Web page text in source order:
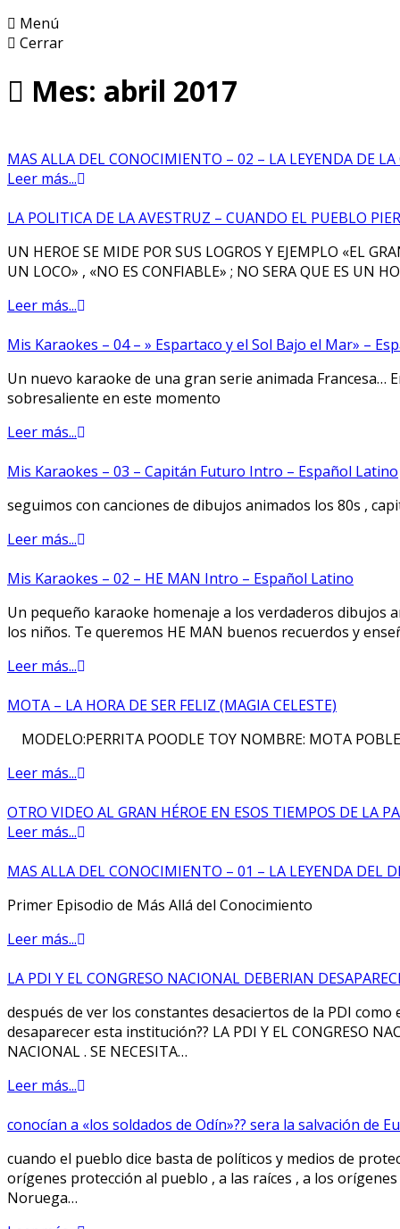
Menú
Cerrar
Mes: abril 2017
MAS ALLA DEL CONOCIMIENTO – 02 – LA LEYENDA DE LA
Leer más...
LA POLITICA DE LA AVESTRUZ – CUANDO EL PUEBLO
UN HEROE SE MIDE POR SUS LOGROS Y EJEMPLO «EL
UN LOCO» , «NO ES CONFIABLE» ; NO SERA QUE ES UN
Leer más...
Mis Karaokes – 04 – » Espartaco y el Sol Bajo el Mar» –
Un nuevo karaoke de una gran serie animada Francesa…
sobresaliente en este momento
Leer más...
Mis Karaokes – 03 – Capitán Futuro Intro – Español Latino
seguimos con canciones de dibujos animados los 80s ,
Leer más...
Mis Karaokes – 02 – HE MAN Intro – Español Latino
Un pequeño karaoke homenaje a los verdaderos dibujos
los niños. Te queremos HE MAN buenos recuerdos y
Leer más...
MOTA – LA HORA DE SER FELIZ (MAGIA CELESTE)
MODELO:PERRITA POODLE TOY NOMBRE: MOTA
Leer más...
OTRO VIDEO AL GRAN HÉROE EN ESOS TIEMPOS DE LA
Leer más...
MAS ALLA DEL CONOCIMIENTO – 01 – LA LEYENDA DEL
Primer Episodio de Más Allá del Conocimiento
Leer más...
LA PDI Y EL CONGRESO NACIONAL DEBERIAN
después de ver los constantes desaciertos de la PDI
desaparecer esta institución?? LA PDI Y EL CONGRESO
NACIONAL . SE NECESITA…
Leer más...
conocían a «los soldados de Odín»?? sera la salvación de
cuando el pueblo dice basta de políticos y medios de
orígenes protección al pueblo , a las raíces , a los
Noruega…